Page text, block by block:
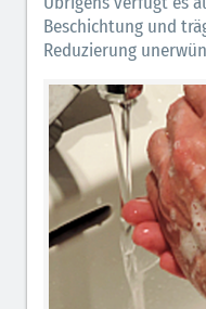
Beschichtung und
Reduzierung